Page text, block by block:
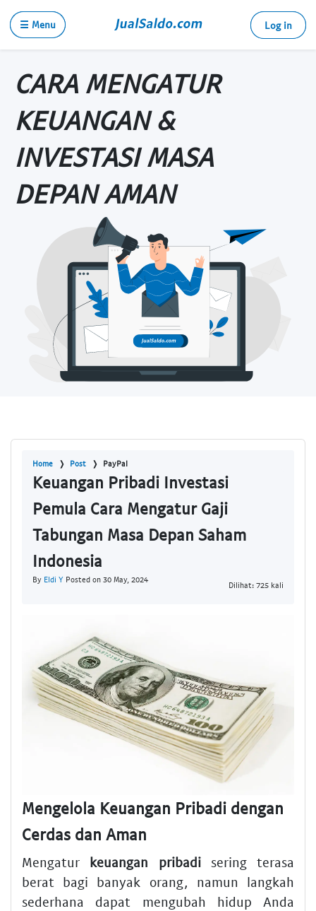
☰ Menu Log in
CARA MENGATUR
KEUANGAN &
INVESTASI MASA
DEPAN AMAN
Home Post PayPal
Keuangan Pribadi Investasi
Pemula Cara Mengatur Gaji
Tabungan Masa Depan Saham
Indonesia
By Eldi Y Posted on 30 May, 2024
Dilihat: 725 kali
Mengelola Keuangan Pribadi dengan
Cerdas dan Aman
Mengatur keuangan pribadisering terasa
berat bagi banyak orang, namun langkah
sederhana dapat mengubah hidup Anda